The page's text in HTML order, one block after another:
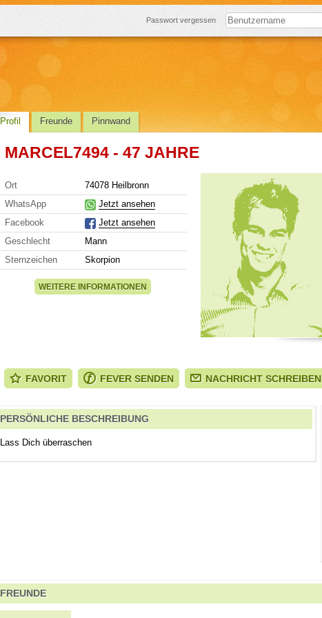
Passwort vergessen
Profil Freunde Pinnwand
MARCEL7494 - 47 JAHRE
Ort
74078 Heilbronn
WhatsApp
Jetzt ansehen
Facebook
Jetzt ansehen
Geschlecht
Mann
Sternzeichen
Skorpion
WEITERE INFORMATIONEN
FAVORIT FEVER SENDEN NACHRICHT SCHREIBEN
PERSÖNLICHE BESCHREIBUNG
Lass Dich überraschen
FREUNDE